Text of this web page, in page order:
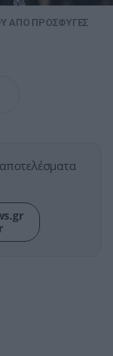
ΑΠΟ ΠΡΟΣΦΥΓΕΣ